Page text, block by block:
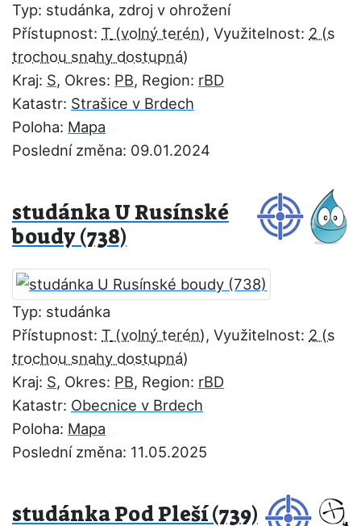
Typ: studánka, zdroj v ohrožení
Přístupnost: T , Využitelnost: 2
Kraj: S, Okres: PB, Region: rBD
Katastr: Strašice v Brdech
Poloha: Mapa
Poslední změna: 09.01.2024
studánka U Rusínské
boudy (738)
Typ: studánka
Přístupnost: T , Využitelnost: 2
Kraj: S, Okres: PB, Region: rBD
Katastr: Obecnice v Brdech
Poloha: Mapa
Poslední změna: 11.05.2025
studánka Pod Pleší (739)